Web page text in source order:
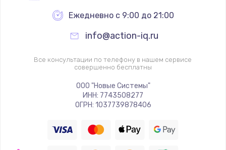
Замена термопредохранителя
700 руб.
Заказать
Замена ТЭНа
2500 руб.
Ежедневно с 9:00 до 21:00
info@action-iq.ru
Все консультации по телефону в нашем сервисе
совершенно бесплатны
ООО "Новые Системы"
ИНН: 7743508277
ОГРН: 1037739878406